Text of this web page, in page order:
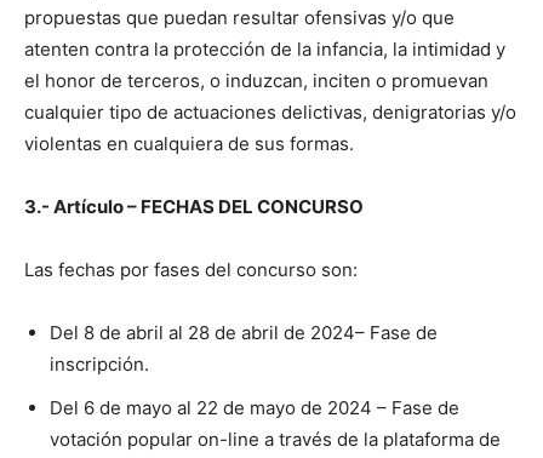
propuestas que puedan resultar ofensivas y/o que
atenten contra la protección de la infancia, la intimidad y
el honor de terceros, o induzcan, inciten o promuevan
cualquier tipo de actuaciones delictivas, denigratorias y/o
violentas en cualquiera de sus formas.
3.- Artículo – FECHAS DEL CONCURSO
Las fechas por fases del concurso son:
Del 8 de abril al 28 de abril de 2024– Fase de
inscripción.
Del 6 de mayo al 22 de mayo de 2024 – Fase de
votación popular on-line a través de la plataforma de